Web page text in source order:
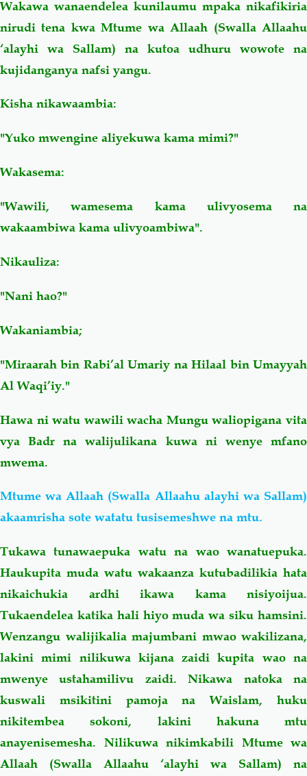
Wakawa wanaendelea kunilaumu mpaka nikafikiria
nirudi tena kwa Mtume wa Allaah (Swalla Allaahu
‘alayhi wa Sallam) na kutoa udhuru wowote na
kujidanganya nafsi yangu.
Kisha nikawaambia:
"Yuko mwengine aliyekuwa kama mimi?"
Wakasema:
"Wawili, wamesema kama ulivyosema na
wakaambiwa kama ulivyoambiwa".
Nikauliza:
"Nani hao?"
Wakaniambia;
"Miraarah bin Rabi’al Umariy na Hilaal bin Umayyah
Al Waqi’iy."
Hawa ni watu wawili wacha Mungu waliopigana vita
vya Badr na walijulikana kuwa ni wenye mfano
mwema.
Mtume wa Allaah (Swalla Allaahu alayhi wa Sallam)
akaamrisha sote watatu tusisemeshwe na mtu.
Tukawa tunawaepuka watu na wao wanatuepuka.
Haukupita muda watu wakaanza kutubadilikia hata
nikaichukia ardhi ikawa kama nisiyoijua.
Tukaendelea katika hali hiyo muda wa siku hamsini.
Wenzangu walijikalia majumbani mwao wakilizana,
lakini mimi nilikuwa kijana zaidi kupita wao na
mwenye ustahamilivu zaidi. Nikawa natoka na
kuswali msikitini pamoja na Waislam, huku
nikitembea sokoni, lakini hakuna mtu
anayenisemesha. Nilikuwa nikimkabili Mtume wa
Allaah (Swalla Allaahu ‘alayhi wa Sallam) na